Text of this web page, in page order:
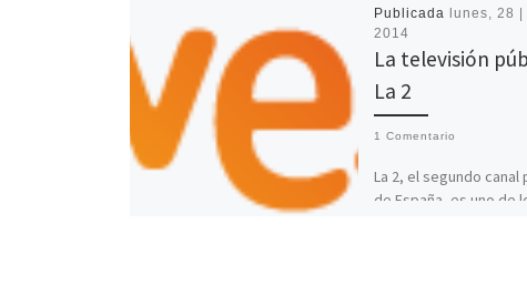
Publicada
lunes, 28 |
2014
La televisión
La 2
1 Comentario
La 2, el segundo canal
de España, es uno de